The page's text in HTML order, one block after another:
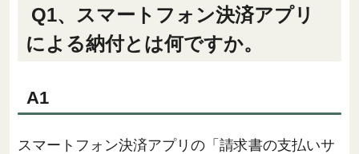
Q1、スマートフォン決済アプリ
による納付とは何ですか。
A1
スマートフォン決済アプリの「請求書の支払いサ